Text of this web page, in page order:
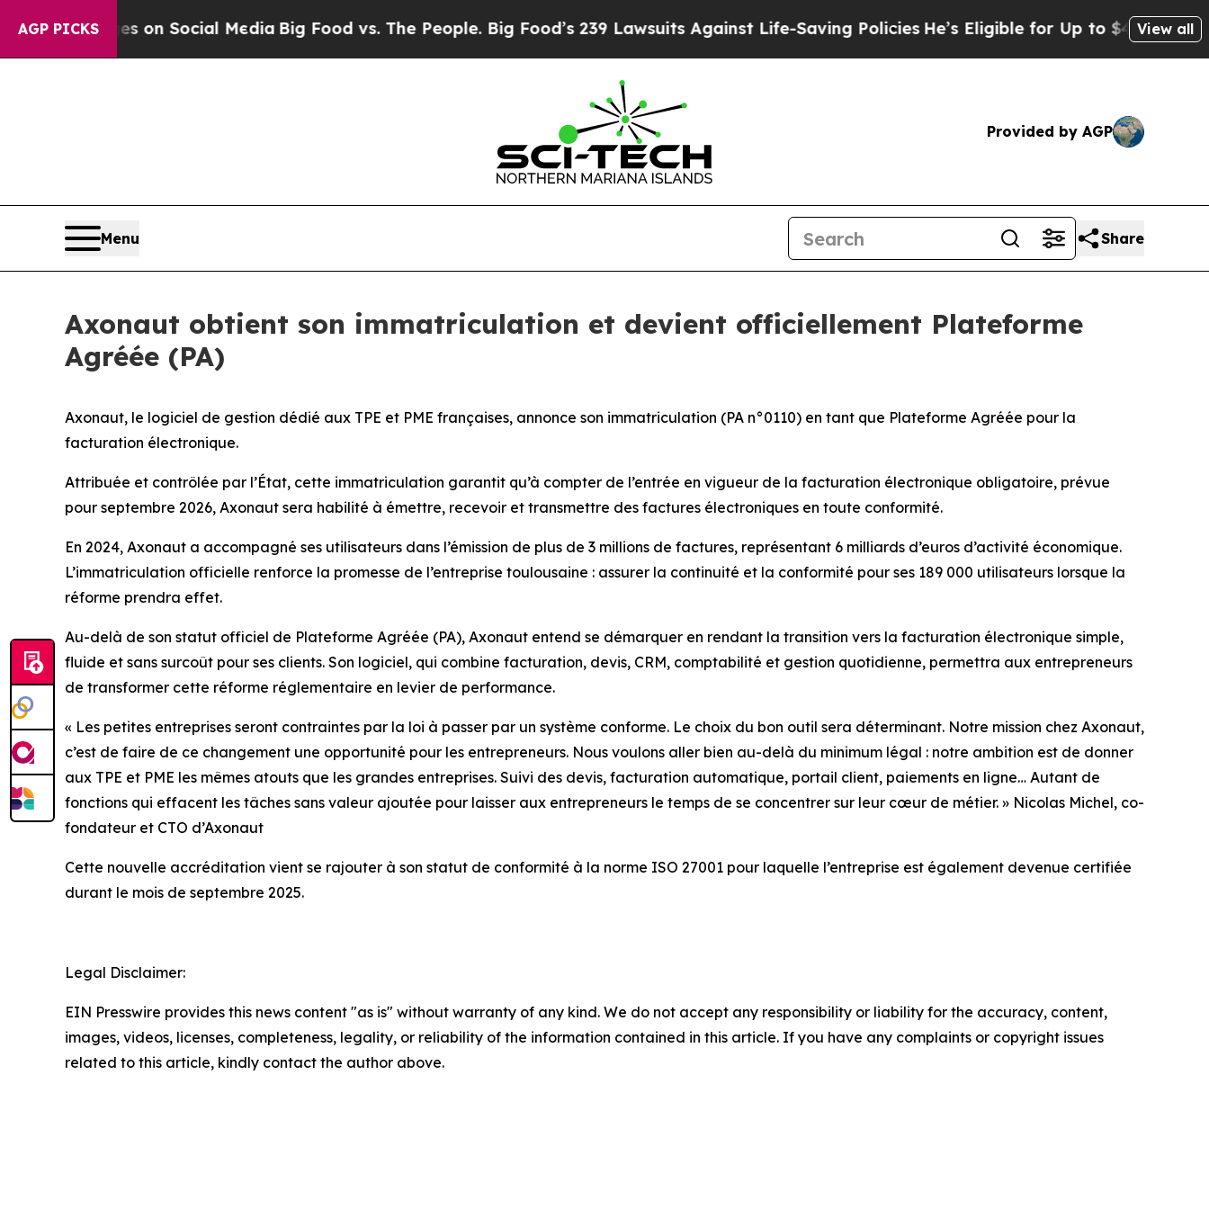
AGP PICKS
Messages on Social MediaBig Food vs. The People. Big Food’s 239 Lawsuits Against Life-Saving PoliciesHe’s Eligible for Up to $480,000 After
View all
Provided by AGP
Menu Share
Axonaut obtient son immatriculation et devient officiellement Plateforme
Agréée (PA)
Axonaut, le logiciel de gestion dédié aux TPE et PME françaises, annonce son immatriculation (PA n°0110) en tant que Plateforme Agréée pour la
facturation électronique.
Attribuée et contrôlée par l’État, cette immatriculation garantit qu’à compter de l’entrée en vigueur de la facturation électronique obligatoire, prévue
pour septembre 2026, Axonaut sera habilité à émettre, recevoir et transmettre des factures électroniques en toute conformité.
En 2024, Axonaut a accompagné ses utilisateurs dans l’émission de plus de 3 millions de factures, représentant 6 milliards d’euros d’activité économique.
L’immatriculation officielle renforce la promesse de l’entreprise toulousaine : assurer la continuité et la conformité pour ses 189 000 utilisateurs lorsque la
réforme prendra effet.
Au-delà de son statut officiel de Plateforme Agréée (PA), Axonaut entend se démarquer en rendant la transition vers la facturation électronique simple,
fluide et sans surcoût pour ses clients. Son logiciel, qui combine facturation, devis, CRM, comptabilité et gestion quotidienne, permettra aux entrepreneurs
de transformer cette réforme réglementaire en levier de performance.
« Les petites entreprises seront contraintes par la loi à passer par un système conforme. Le choix du bon outil sera déterminant. Notre mission chez Axonaut,
c’est de faire de ce changement une opportunité pour les entrepreneurs. Nous voulons aller bien au-delà du minimum légal : notre ambition est de donner
aux TPE et PME les mêmes atouts que les grandes entreprises. Suivi des devis, facturation automatique, portail client, paiements en ligne… Autant de
fonctions qui effacent les tâches sans valeur ajoutée pour laisser aux entrepreneurs le temps de se concentrer sur leur cœur de métier. » Nicolas Michel, co-
fondateur et CTO d’Axonaut
Cette nouvelle accréditation vient se rajouter à son statut de conformité à la norme ISO 27001 pour laquelle l’entreprise est également devenue certifiée
durant le mois de septembre 2025.
Legal Disclaimer:
EIN Presswire provides this news content "as is" without warranty of any kind. We do not accept any responsibility or liability for the accuracy, content,
images, videos, licenses, completeness, legality, or reliability of the information contained in this article. If you have any complaints or copyright issues
related to this article, kindly contact the author above.